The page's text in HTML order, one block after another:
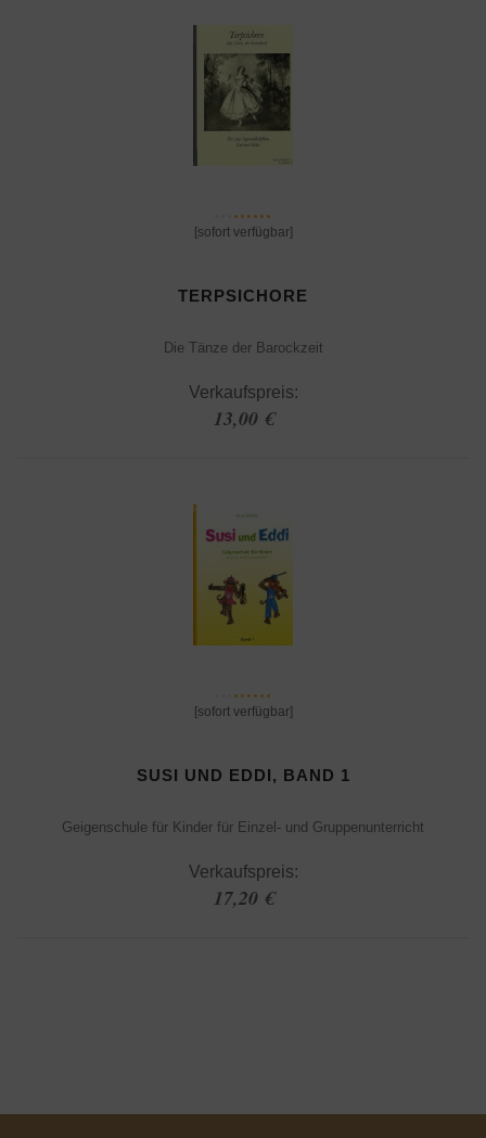
[sofort verfügbar]
TERPSICHORE
Die Tänze der Barockzeit
Verkaufspreis:
13,00 €
[sofort verfügbar]
SUSI UND EDDI, BAND 1
Geigenschule für Kinder für Einzel- und Gruppenunterricht
Verkaufspreis:
17,20 €